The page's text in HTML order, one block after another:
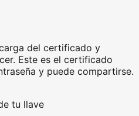
del certificado y
Este es el certificado
y puede compartirse.
tu llave